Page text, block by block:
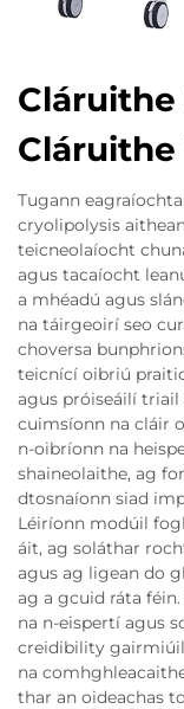
Cláruithe
Tugann
cryolipolysis
teicneolaíocht
agus tacaíocht
a mhéadú agus
na táirgeoirí seo
choversa
teicnící oibriú
agus próiseáilí
cuimsíonn na cláir
n-oibríonn na
shaineolaithe, ag
dtosnaíonn siad
Léiríonn modúil
áit, ag soláthar
agus ag ligean do
ag a gcuid ráta
na n-eispertí agus
creidibility gairmiúil
na
thar an oideachas